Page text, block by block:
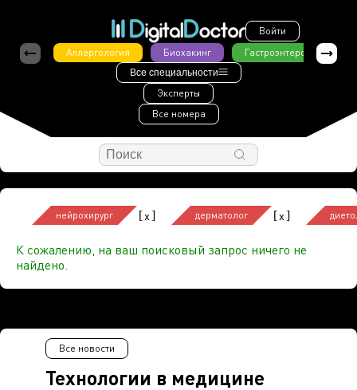
Войти
Аллергология
Биохакинг Гастроэнтерология
Все специальности
Эксперты
Все номера
нейрохирург [x] дерматолог [x]
К сожалению, на ваш поисковый запрос ничего не
найдено.
Технологии в медицине
Все новости